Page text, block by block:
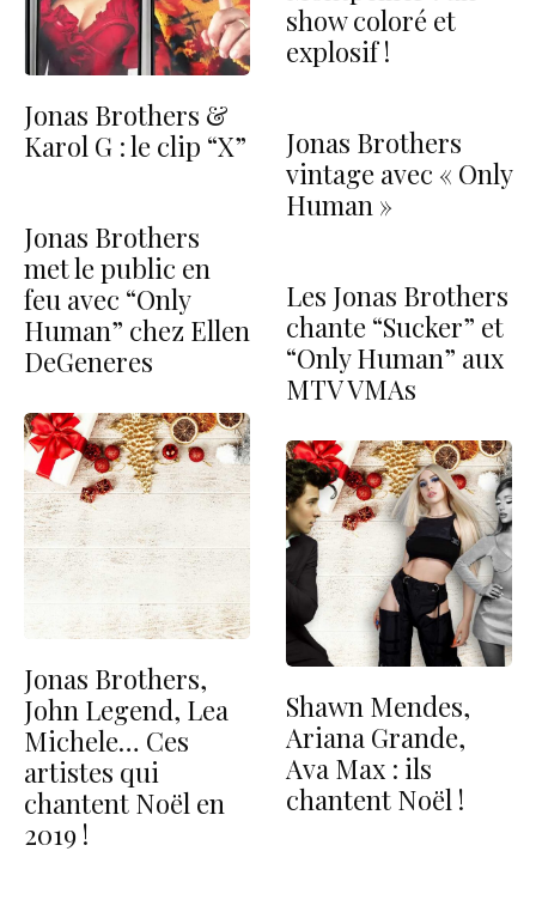
Jonas Brothers &
Karol G : le clip “X”
Jonas Brothers
met le public en
feu avec “Only
Human” chez Ellen
DeGeneres
Jonas Brothers,
John Legend, Lea
Michele… Ces
artistes qui
chantent Noël en
2019 !
show coloré et
explosif !
Jonas Brothers
vintage avec « Only
Human »
Les Jonas Brothers
chante “Sucker” et
“Only Human” aux
MTV VMAs
Shawn Mendes,
Ariana Grande,
Ava Max : ils
chantent Noël !